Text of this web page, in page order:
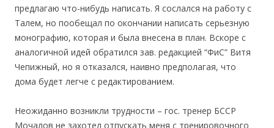
предлагаю что-нибудь написать. Я сослался на работу с
Талем, но пообещал по окончании написать серьезную
монографию, которая и была внесена в план. Вскоре с
аналогичной идей обратился зав. редакцией “ФиС” Витя
Чепижный, но я отказался, наивно предполагая, что
дома будет легче с редактированием.
Неожиданно возникли трудности – гос. тренер БССР
Мочалов не захотел отпускать меня с тренировочного